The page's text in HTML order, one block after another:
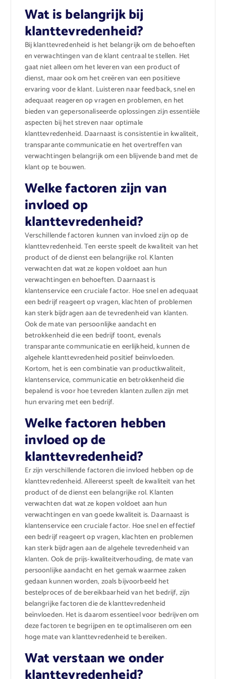
Wat is belangrijk bij
klanttevredenheid?
Bij klanttevredenheid is het belangrijk om de behoeften
en verwachtingen van de klant centraal te stellen. Het
gaat niet alleen om het leveren van een product of
dienst, maar ook om het creëren van een positieve
ervaring voor de klant. Luisteren naar feedback, snel en
adequaat reageren op vragen en problemen, en het
bieden van gepersonaliseerde oplossingen zijn essentiële
aspecten bij het streven naar optimale
klanttevredenheid. Daarnaast is consistentie in kwaliteit,
transparante communicatie en het overtreffen van
verwachtingen belangrijk om een blijvende band met de
klant op te bouwen.
Welke factoren zijn van
invloed op
klanttevredenheid?
Verschillende factoren kunnen van invloed zijn op de
klanttevredenheid. Ten eerste speelt de kwaliteit van het
product of de dienst een belangrijke rol. Klanten
verwachten dat wat ze kopen voldoet aan hun
verwachtingen en behoeften. Daarnaast is
klantenservice een cruciale factor. Hoe snel en adequaat
een bedrijf reageert op vragen, klachten of problemen
kan sterk bijdragen aan de tevredenheid van klanten.
Ook de mate van persoonlijke aandacht en
betrokkenheid die een bedrijf toont, evenals
transparante communicatie en eerlijkheid, kunnen de
algehele klanttevredenheid positief beïnvloeden.
Kortom, het is een combinatie van productkwaliteit,
klantenservice, communicatie en betrokkenheid die
bepalend is voor hoe tevreden klanten zullen zijn met
hun ervaring met een bedrijf.
Welke factoren hebben
invloed op de
klanttevredenheid?
Er zijn verschillende factoren die invloed hebben op de
klanttevredenheid. Allereerst speelt de kwaliteit van het
product of de dienst een belangrijke rol. Klanten
verwachten dat wat ze kopen voldoet aan hun
verwachtingen en van goede kwaliteit is. Daarnaast is
klantenservice een cruciale factor. Hoe snel en effectief
een bedrijf reageert op vragen, klachten en problemen
kan sterk bijdragen aan de algehele tevredenheid van
klanten. Ook de prijs-kwaliteitverhouding, de mate van
persoonlijke aandacht en het gemak waarmee zaken
gedaan kunnen worden, zoals bijvoorbeeld het
bestelproces of de bereikbaarheid van het bedrijf, zijn
belangrijke factoren die de klanttevredenheid
beïnvloeden. Het is daarom essentieel voor bedrijven om
deze factoren te begrijpen en te optimaliseren om een
hoge mate van klanttevredenheid te bereiken.
Wat verstaan we onder